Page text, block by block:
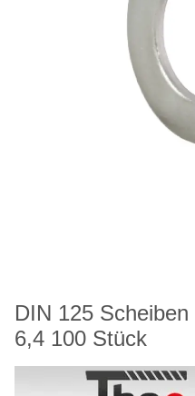
DIN 125
6,4 100 Stück